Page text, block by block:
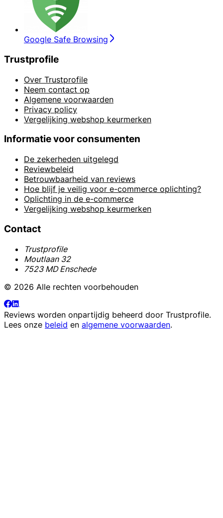
Google Safe Browsing
Trustprofile
Over Trustprofile
Neem contact op
Algemene voorwaarden
Privacy policy
Vergelijking webshop keurmerken
Informatie voor consumenten
De zekerheden uitgelegd
Reviewbeleid
Betrouwbaarheid van reviews
Hoe blijf je veilig voor e-commerce oplichting?
Oplichting in de e-commerce
Vergelijking webshop keurmerken
Contact
Trustprofile
Moutlaan 32
7523 MD Enschede
© 2026 Alle rechten voorbehouden
Reviews worden onpartijdig beheerd door Trustprofile.
Lees onze beleid en algemene voorwaarden.